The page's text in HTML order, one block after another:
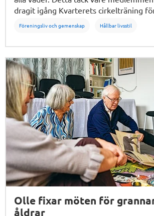
dragit igång Kvarterets cirkelträning
Föreningsliv och gemenskap Hållbar livsstil
Olle fixar möten för
åldrar